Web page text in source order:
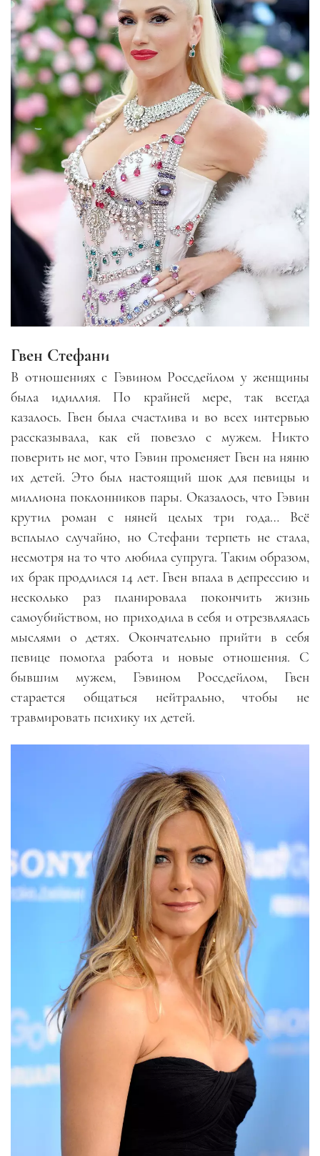
Гвен Стефани
В отношениях с Гэвином Россдейлом у женщины
была идиллия. По крайней мере, так всегда
казалось. Гвен была счастлива и во всех интервью
рассказывала, как ей повезло с мужем. Никто
поверить не мог, что Гэвин променяет Гвен на няню
их детей. Это был настоящий шок для певицы и
миллиона поклонников пары. Оказалось, что Гэвин
крутил роман с няней целых три года… Всё
всплыло случайно, но Стефани терпеть не стала,
несмотря на то что любила супруга. Таким образом,
их брак продлился 14 лет. Гвен впала в депрессию и
несколько раз планировала покончить жизнь
самоубийством, но приходила в себя и отрезвлялась
мыслями о детях. Окончательно прийти в себя
певице помогла работа и новые отношения. С
бывшим мужем, Гэвином Россдейлом, Гвен
старается общаться нейтрально, чтобы не
травмировать психику их детей.